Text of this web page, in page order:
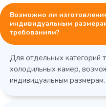
Возможно ли
индивидуальным
требованиям?
Для отдельных категорий
холодильных камер,
индивидуальным размерам.